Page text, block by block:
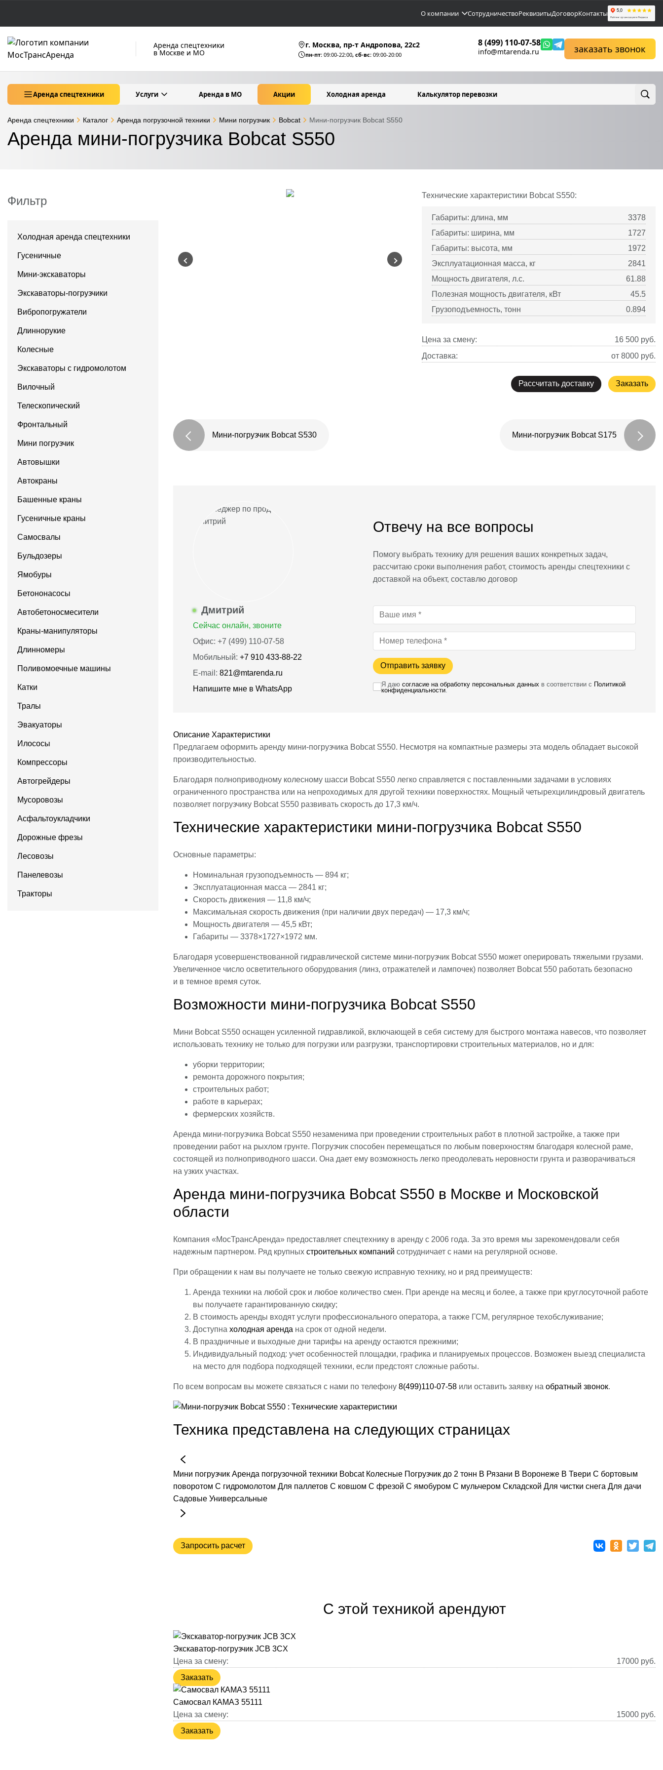
О компании СотрудничествоРеквизитыДоговорКонтакты
Аренда спецтехники
в Москве и МО
г. Москва, пр-т Андропова, 22c2
пн-пт: 09:00-22:00, сб-вс: 09:00-20:00
8 (499) 110-07-58
info@mtarenda.ru заказать звонок
Аренда спецтехники Услуги Аренда в МО Акции Холодная аренда Калькулятор перевозки
Аренда мини-погрузчика Bobcat S550
Аренда спецтехники Каталог Аренда погрузочной техники Мини погрузчик Bobcat Мини-погрузчик Bobcat S550
Фильтр
Холодная аренда спецтехники
Гусеничные
Мини-экскаваторы
Экскаваторы-погрузчики
Вибропогружатели
Длиннорукие
Колесные
Экскаваторы с гидромолотом
Вилочный
Телескопический
Фронтальный
Мини погрузчик
Автовышки
Автокраны
Башенные краны
Гусеничные краны
Самосвалы
Бульдозеры
Ямобуры
Бетононасосы
Автобетоносмесители
Краны-манипуляторы
Длинномеры
Поливомоечные машины
Катки
Тралы
Эвакуаторы
Илососы
Компрессоры
Автогрейдеры
Мусоровозы
Асфальтоукладчики
Дорожные фрезы
Лесовозы
Панелевозы
Тракторы
Технические характеристики BobcatS550:
Габариты: длина, мм
3378
Габариты: ширина, мм
1727
Габариты: высота, мм
1972
Эксплуатационная масса, кг
2841
Мощность двигателя, л.с.
61.88
Полезная мощность двигателя, кВт
45.5
Грузоподъемность, тонн
0.894
Цена за смену: 16 500 руб.
Доставка:
от 8000 руб.
Рассчитать доставку Заказать
Мини-погрузчик Bobcat S530 Мини-погрузчик Bobcat S175
Отвечу на все вопросы
Помогу выбрать технику для решения ваших конкретных задач,
рассчитаю сроки выполнения работ, стоимость аренды спецтехники с
доставкой на объект, составлю договор
Дмитрий
Сейчас онлайн, звоните
Офис: +7 (499) 110-07-58
Мобильный: +7 910 433-88-22
E-mail: 821@mtarenda.ru
Напишите мне в WhatsApp
Отправить заявку
Я даюсогласие на обработку персональных данных в соответствии с Политикой
конфиденциальности .
Описание Характеристики
Предлагаем оформить аренду мини-погрузчика Bobcat S550. Несмотря на компактные размеры эта модель обладает высокой
производительностью.
Благодаря полноприводному колесному шасси Bobcat S550 легко справляется с поставленными задачами в условиях
ограниченного пространства или на непроходимых для другой техники поверхностях. Мощный четырехцилиндровый двигатель
позволяет погрузчику Bobcat S550 развивать скорость до 17,3 км/ч.
Технические характеристики мини-погрузчика Bobcat S550
Основные параметры:
Номинальная грузоподъемность — 894 кг;
Эксплуатационная масса — 2841 кг;
Скорость движения — 11,8 км/ч;
Максимальная скорость движения (при наличии двух передач) — 17,3 км/ч;
Мощность двигателя — 45,5 кВт;
Габариты — 3378×1727×1972 мм.
Благодаря усовершенствованной гидравлической системе мини-погрузчик Bobcat S550 может оперировать тяжелыми грузами.
Увеличенное число осветительного оборудования (линз, отражателей и лампочек) позволяет Bobcat 550 работать безопасно
и в темное время суток.
Возможности мини-погрузчика Bobcat S550
Мини Bobcat S550 оснащен усиленной гидравликой, включающей в себя систему для быстрого монтажа навесов, что позволяет
использовать технику не только для погрузки или разгрузки, транспортировки строительных материалов, но и для:
уборки территории;
ремонта дорожного покрытия;
строительных работ;
работе в карьерах;
фермерских хозяйств.
Аренда мини-погрузчика Bobcat S550 незаменима при проведении строительных работ в плотной застройке, а также при
проведении работ на рыхлом грунте. Погрузчик способен перемещаться по любым поверхностям благодаря колесной раме,
состоящей из полноприводного шасси. Она дает ему возможность легко преодолевать неровности грунта и разворачиваться
на узких участках.
Аренда мини-погрузчика Bobcat S550 в Москве и Московской
области
Компания «МосТрансАренда» предоставляет спецтехнику в аренду с 2006 года. За это время мы зарекомендовали себя
надежным партнером. Ряд крупных строительных компаний сотрудничает с нами на регулярной основе.
При обращении к нам вы получаете не только свежую исправную технику, но и ряд преимуществ:
Аренда техники на любой срок и любое количество смен. При аренде на месяц и более, а также при круглосуточной работе
вы получаете гарантированную скидку;
В стоимость аренды входят услуги профессионального оператора, а также ГСМ, регулярное техобслуживание;
Доступна холодная аренда на срок от одной недели.
В праздничные и выходные дни тарифы на аренду остаются прежними;
Индивидуальный подход: учет особенностей площадки, графика и планируемых процессов. Возможен выезд специалиста
на место для подбора подходящей техники, если предстоят сложные работы.
По всем вопросам вы можете связаться с нами по телефону 8(499)110-07-58 или оставить заявку на обратный звонок.
Техника представлена на следующих страницах
Мини погрузчик Аренда погрузочной техники Bobcat Колесные Погрузчик до 2 тонн В Рязани В Воронеже В Твери С бортовым
поворотом С гидромолотом Для паллетов С ковшом С фрезой С ямобуром С мульчером Складской Для чистки снега Для дачи
Садовые Универсальные
Запросить расчет
С этой техникой арендуют
Экскаватор-погрузчик JCB 3CX
Цена за смену:
17000 руб.
Заказать
Самосвал КАМАЗ 55111
Цена за смену:
15000 руб.
Заказать